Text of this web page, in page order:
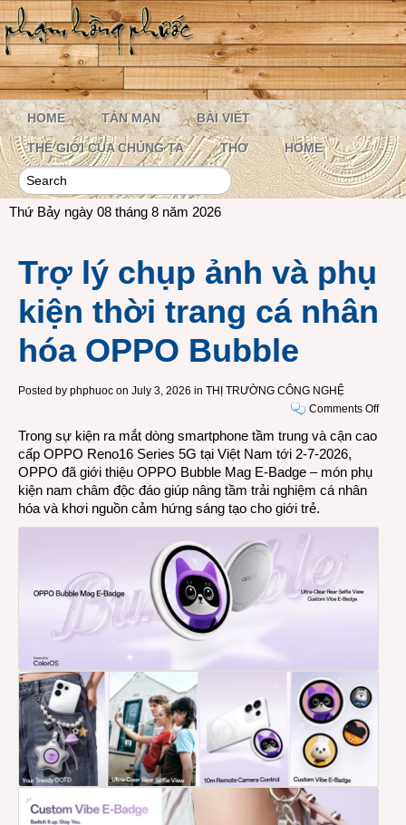
HOME TẢN MẠN BÀI VIẾT
THẾ GIỚI CỦA CHÚNG TA THƠ HOME
Thứ Bảy ngày 08 tháng 8 năm 2026
Trợ lý chụp ảnh và phụ
kiện thời trang cá nhân
hóa OPPO Bubble
Posted by phphuoc on July 3, 2026 in THỊ TRƯỜNG CÔNG NGHỆ
Comments Offon
Trong sự kiện ra mắt dòng smartphone tầm trung và cận cao
cấp OPPO Reno16 Series 5G tại Việt Nam tới 2-7-2026,
OPPO đã giới thiệu OPPO Bubble Mag E-Badge – món phụ
kiện nam châm độc đáo giúp nâng tầm trải nghiệm cá nhân
hóa và khơi nguồn cảm hứng sáng tạo cho giới trẻ.